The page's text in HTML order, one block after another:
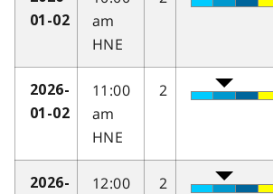
01-02
am
HNE
2026-
01-02
11:00
am
HNE
2
2026-
12:00
2